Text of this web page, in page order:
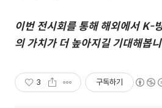
이번 전시회를 통해 해외에서K-
의 가치가 더 높아지길 기대해봅
3 구독하기